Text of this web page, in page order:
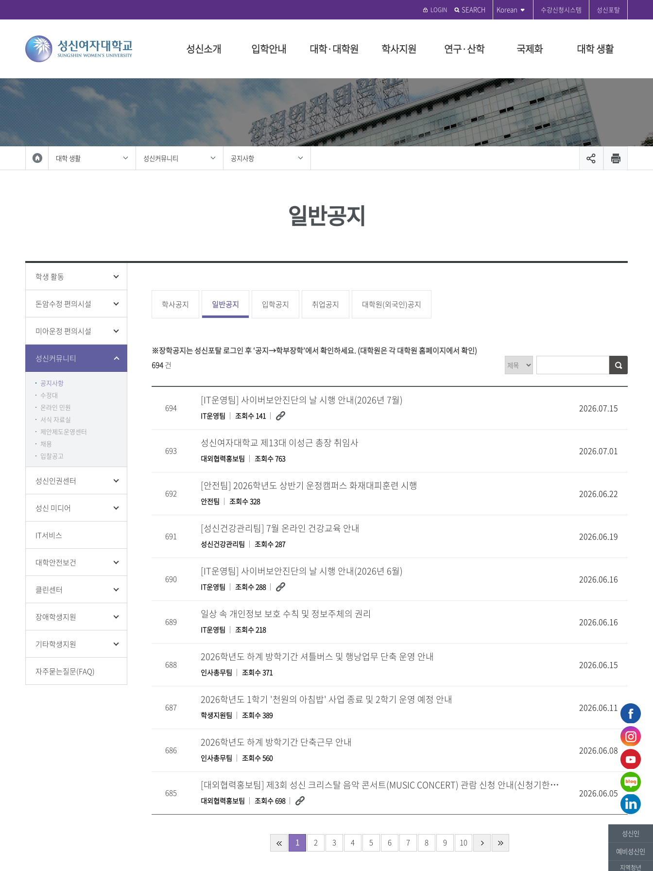
SEARCH Korean 수강신청시스템 성신포탈
성신소개
총장소개
총장 프로필
성신학원
성신학원 소개
임원 현황
이사회 회의록
정관 및 시행세칙
법인설치학교
성신비전
교육이념
성신 VISION 2035
성신발자취
연혁
설립자 연표
성신 이벤트
성신 포커스
언론속의 성신
규정관리
입학안내
대학 일반대학원 특수대학원
교육대학원
융합산업대학원
전문대학원
융합보안전문대학원
대학·대학원
대학(돈암수정)
사회과학대학
자연과학대학
공과대학
대학(미아운정그린)
인문융합예술대학
사회과학대학
자연과학대학
공과대학
간호대학
일반대학원 특수대학원
교육대학원
융합산업대학원
뷰티융합대학원
문화산업예술대학원
융합보안전문대학원
학사지원
학사 일정
대학원 일정
학사 행정
대학요람
교육과정
학사제도 안내 동영상
수업
다전공
교직
장학 제도
장학금 지급규정안내
장학금 시행세칙안내
신입생 장학
재학생 장학
등록금 안내
등록금 시행세칙 안내
등록금 납부안내
등록금 반환기준 안내
교육비 납입증명서 안내
학생증 발급
연구·산학
연구산학협력단 뉴스레터 연구기관 연구윤리센터
국제화
국제화 프로그램 안내 외국인 입학 국제학부 국제교육원
대학 생활
학생 활동
중앙동아리
학생복지위원회
성신사회봉사
학생활동지원
학생홍보대사 포러스
돈암수정 편의시설
구내식당
복지편의시설
도서관
기숙사
생활관(난향원)
미아운정 편의시설
구내식당
복지편의시설
도서관
성신건강관리팀
성신커뮤니티
공지사항
수정대
온라인 민원
서식 자료실
성신 미디어
성신학보
연구실 안전관리 규정
부패방지
감사
장애학생지원
유실물관리
학생보험
대학 생활 성신커뮤니티 공지사항
일반공지
학생 활동
돈암수정 편의시설
미아운정 편의시설
성신커뮤니티
공지사항
수정대
온라인 민원
서식 자료실
제안제도운영센터
채용
입찰공고
성신인권센터
성신 미디어
IT서비스
대학안전보건
클린센터
장애학생지원
기타학생지원
자주묻는질문(FAQ)
학사공지 일반공지 입학공지 취업공지 대학원(외국인)공지
※장학공지는 성신포탈 로그인 후 ‘공지→학부장학’에서 확인하세요. (대학원은 각 대학원 홈페이지에서 확인)
694건
694
[IT운영팀] 사이버보안진단의 날 시행 안내(2026년 7월)
IT운영팀 조회수 141
2026.07.15
693
성신여자대학교 제13대 이성근 총장 취임사
대외협력홍보팀 조회수 763
2026.07.01
692
[안전팀] 2026학년도 상반기 운정캠퍼스 화재대피훈련 시행
안전팀 조회수 328
2026.06.22
691
[성신건강관리팀] 7월 온라인 건강교육 안내
성신건강관리팀 조회수 287
2026.06.19
690
[IT운영팀] 사이버보안진단의 날 시행 안내(2026년 6월)
IT운영팀 조회수 288
2026.06.16
689
일상 속 개인정보 보호 수칙 및 정보주체의 권리
IT운영팀 조회수 218
2026.06.16
688
2026학년도 하계 방학기간 셔틀버스 및 행낭업무 단축 운영 안내
인사총무팀 조회수 371
2026.06.15
687
2026학년도 1학기 '천원의 아침밥' 사업 종료 및 2학기 운영 예정 안내
학생지원팀 조회수 389
2026.06.11
686
2026학년도 하계 방학기간 단축근무 안내
인사총무팀 조회수 560
2026.06.08
685
[대외협력홍보팀] 제3회 성신 크리스탈 음악 콘서트(MUSIC CONCERT) 관람 신청 안내(신청기한: ~6/17)
대외협력홍보팀 조회수 698
2026.06.05
1 2 3 4 5 6 7 8 9 10
성신인
예비성신인
지역청년